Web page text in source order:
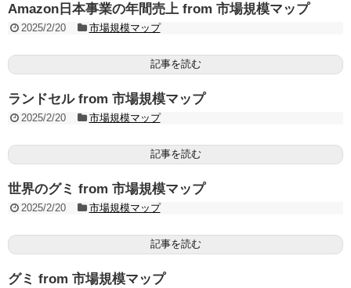
Amazon日本事業の年間売上 from 市場規模マップ
2025/2/20 市場規模マップ
記事を読む
ランドセル from 市場規模マップ
2025/2/20 市場規模マップ
記事を読む
世界のグミ from 市場規模マップ
2025/2/20 市場規模マップ
記事を読む
グミ from 市場規模マップ